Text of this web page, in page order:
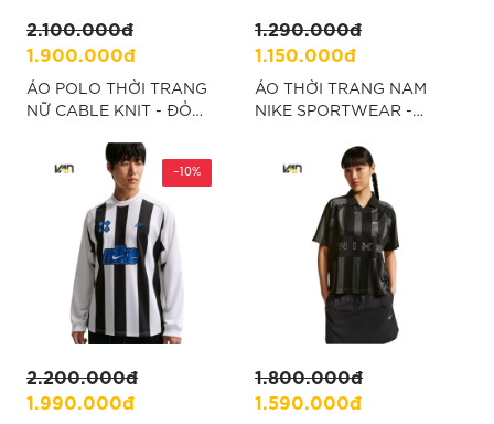
2.100.000đ
1.900.000đ
ÁO POLO THỜI TRANG
NỮ CABLE KNIT - ĐỎ
1.290.000đ
1.150.000đ
ÁO THỜI TRANG NAM
NIKE SPORTWEAR -
2.200.000đ
1.990.000đ
-10%
1.800.000đ
1.590.000đ